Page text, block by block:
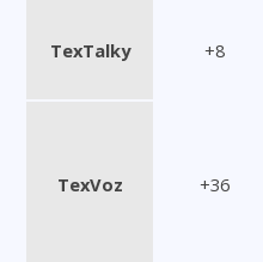
TexTalky +8
TexVoz +36